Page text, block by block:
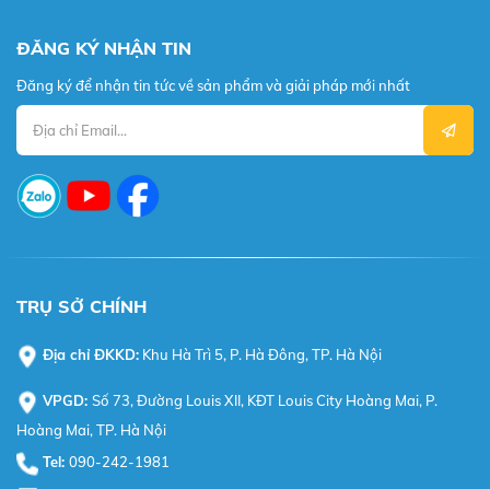
ĐĂNG KÝ NHẬN TIN
Đăng ký để nhận tin tức về sản phẩm và giải pháp mới nhất
TRỤ SỞ CHÍNH
Địa chỉ ĐKKD: Khu Hà Trì 5, P. Hà Đông, TP. Hà Nội
VPGD: Số 73, Đường Louis XII, KĐT Louis City Hoàng Mai, P.
Hoàng Mai, TP. Hà Nội
Tel: 090-242-1981